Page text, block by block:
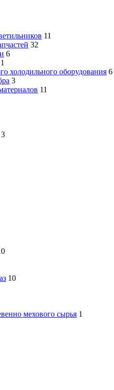
11
32
6
1
холодильного оборудования 6
3
11
3
10
мехового сырья 1